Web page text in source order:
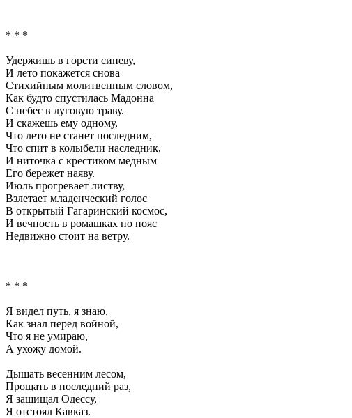
* * *
Удержишь в горсти синеву,
И лето покажется снова
Стихийным молитвенным словом,
Как будто спустилась Мадонна
С небес в луговую траву.
И скажешь ему одному,
Что лето не станет последним,
Что спит в колыбели наследник,
И ниточка с крестиком медным
Его бережет наяву.
Июль прогревает листву,
Взлетает младенческий голос
В открытый Гагаринский космос,
И вечность в ромашках по пояс
Недвижно стоит на ветру.
* * *
Я видел путь, я знаю,
Как знал перед войной,
Что я не умираю,
А ухожу домой.
Дышать весенним лесом,
Прощать в последний раз,
Я защищал Одессу,
Я отстоял Кавказ.